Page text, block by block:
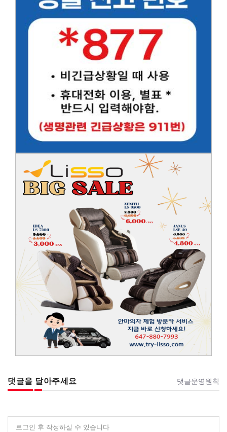
댓글을 달아주세요 댓글운영원칙
로그인 후 작성하실 수 있습니다